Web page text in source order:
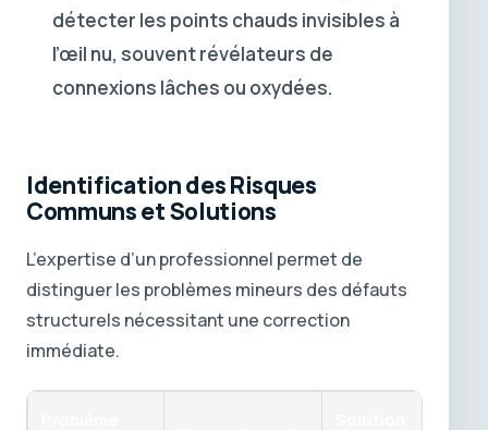
détecter les points chauds invisibles à
l’œil nu, souvent révélateurs de
connexions lâches ou oxydées.
Identification des Risques
Communs et Solutions
L’expertise d’un professionnel permet de
distinguer les problèmes mineurs des défauts
structurels nécessitant une correction
immédiate.